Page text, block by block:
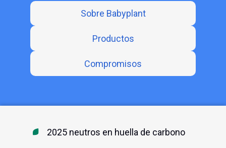
Sobre Babyplant
Productos
Compromisos
2025 neutros en huella de carbono